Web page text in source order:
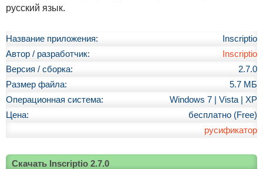
русский язык.
Название приложения:
Inscriptio
Автор / разработчик:
Inscriptio
Версия / сборка:
2.7.0
Размер файла:
5.7 МБ
Операционная система:
Windows 7 | Vista | XP
Цена:
бесплатно (Free)
русификатор
Скачать Inscriptio 2.7.0